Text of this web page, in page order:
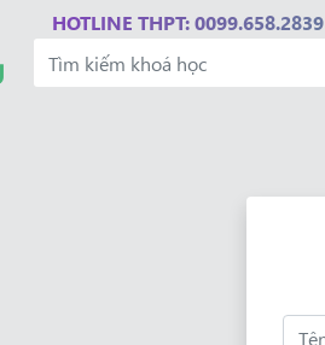
HOTLINE THPT: 0099.658.2839